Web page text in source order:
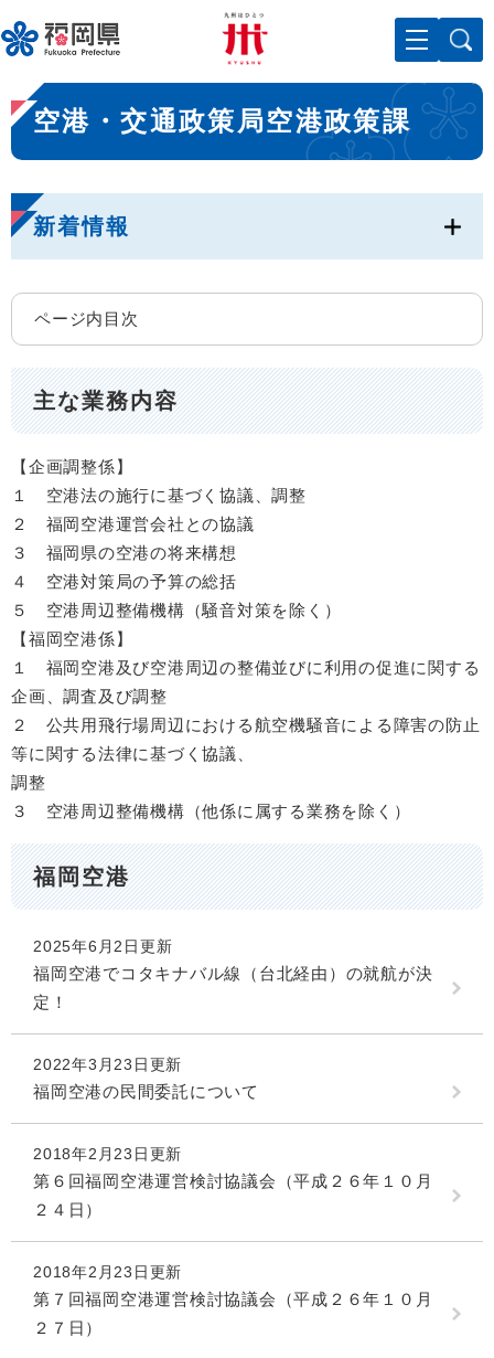
ー
ジ
先
頭
で
。
メニューを飛ばして本文へ
本
文
空港・交通政策局空港政策課
新着情報
ページ内目次
主な業務内容
【企画調整係】
１ 空港法の施行に基づく協議、調整
２ 福岡空港運営会社との協議
３ 福岡県の空港の将来構想
４ 空港対策局の予算の総括
５ 空港周辺整備機構（騒音対策を除く）
【福岡空港係】
１ 福岡空港及び空港周辺の整備並びに利用の促進に関する
企画、調査及び調整
２ 公共用飛行場周辺における航空機騒音による障害の防止
等に関する法律に基づく協議、
調整
３ 空港周辺整備機構（他係に属する業務を除く）
福岡空港
2025年6月2日更新
福岡空港でコタキナバル線（台北経由）の就航が決
定！
2022年3月23日更新
福岡空港の民間委託について
2018年2月23日更新
第６回福岡空港運営検討協議会（平成２６年１０月
２４日）
2018年2月23日更新
第７回福岡空港運営検討協議会（平成２６年１０月
２７日）